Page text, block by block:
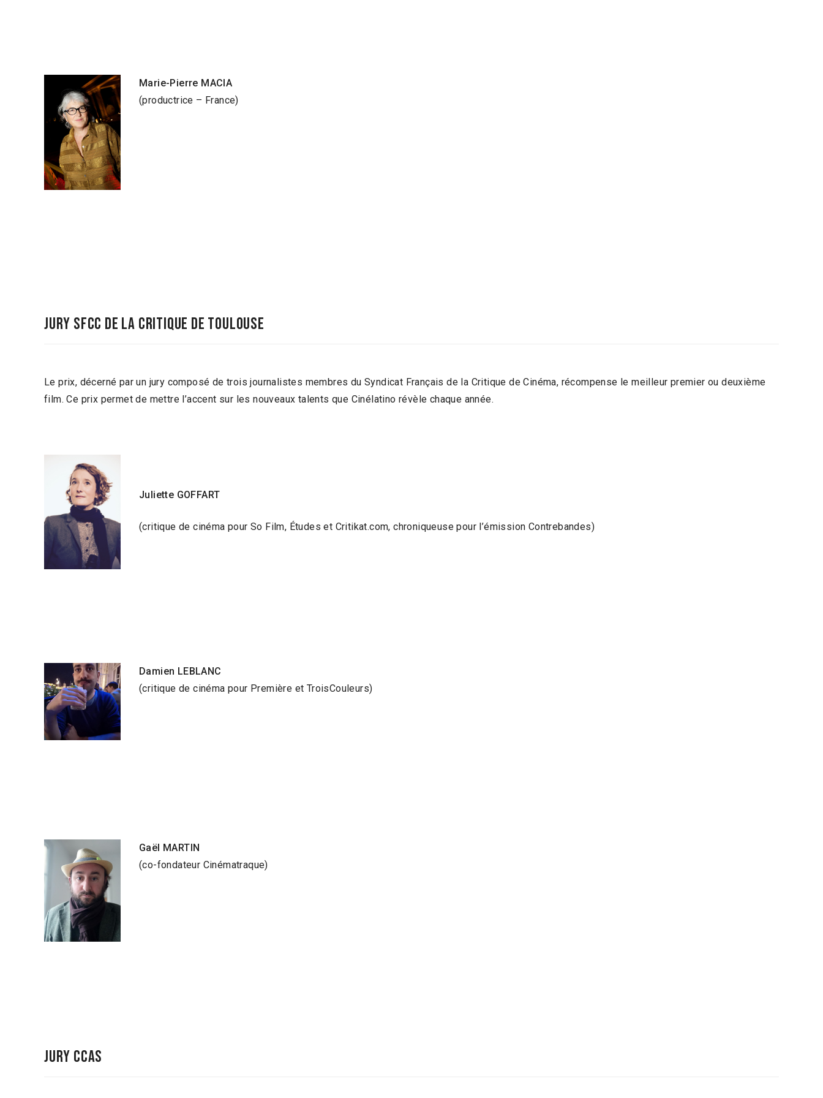
Marie-Pierre MACIA
(productrice – France)
Jury SFCC de la Critique de Toulouse
Le prix, décerné par un jury composé de trois journalistes membres du Syndicat Français de la Critique de Cinéma, récompense le meilleur premier ou deuxième
film. Ce prix permet de mettre l’accent sur les nouveaux talents que Cinélatino révèle chaque année.
Juliette GOFFART
(critique de cinéma pour So Film, Études et Critikat.com, chroniqueuse pour l’émission Contrebandes)
Damien LEBLANC
(critique de cinéma pour Première et TroisCouleurs)
Gaël MARTIN
(co-fondateur Cinématraque)
Jury CCAS